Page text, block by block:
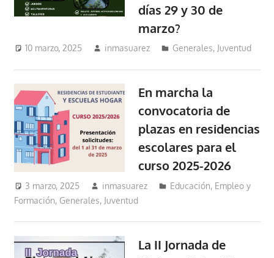
días 29 y 30 de
marzo?
10 marzo, 2025 inmasuarez Generales, Juventud
En marcha la
convocatoria de
plazas en residencias
escolares para el
curso 2025-2026
3 marzo, 2025 inmasuarez
Educación, Empleo y
Formación, Generales, Juventud
La II Jornada de